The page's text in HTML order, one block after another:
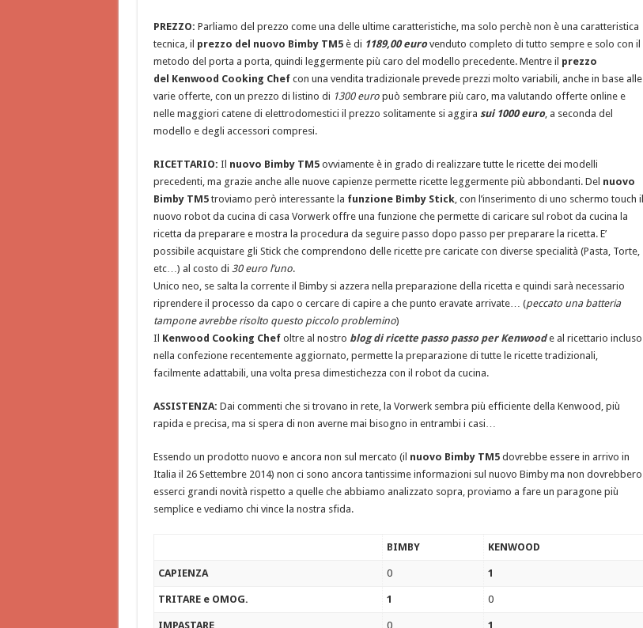
PREZZO: Parliamo del prezzo come una delle ultime caratteristiche, ma solo perchè non è una caratteristica
tecnica, il prezzo del nuovo Bimby TM5è di 1189,00 eurovenduto completo di tutto sempre e solo con il
metodo del porta a porta, quindi leggermente più caro del modello precedente. Mentre il prezzo
del Kenwood Cooking Chefcon una vendita tradizionale prevede prezzi molto variabili, anche in base alle
varie offerte, con un prezzo di listino di 1300 europuò sembrare più caro, ma valutando offerte online e
nelle maggiori catene di elettrodomestici il prezzo solitamente si aggira sui 1000 euro, a seconda del
modello e degli accessori compresi.
RICETTARIO: Il nuovo Bimby TM5ovviamente è in grado di realizzare tutte le ricette dei modelli
precedenti, ma grazie anche alle nuove capienze permette ricette leggermente più abbondanti. Del nuovo
Bimby TM5troviamo però interessante la funzione Bimby Stick, con l’inserimento di uno schermo touch il
nuovo robot da cucina di casa Vorwerk offre una funzione che permette di caricare sul robot da cucina la
ricetta da preparare e mostra la procedura da seguire passo dopo passo per preparare la ricetta. E’
possibile acquistare gli Stick che comprendono delle ricette pre caricate con diverse specialità (Pasta, Torte,
etc…) al costo di 30 euro l’uno.
Unico neo, se salta la corrente il Bimby si azzera nella preparazione della ricetta e quindi sarà necessario
riprendere il processo da capo o cercare di capire a che punto eravate arrivate… (peccato una batteria
tampone avrebbe risolto questo piccolo problemino)
Il Kenwood Cooking Chefoltre al nostro blog di ricette passo passo per Kenwoode al ricettario incluso
nella confezione recentemente aggiornato, permette la preparazione di tutte le ricette tradizionali,
facilmente adattabili, una volta presa dimestichezza con il robot da cucina.
ASSISTENZA: Dai commenti che si trovano in rete, la Vorwerk sembra più efficiente della Kenwood, più
rapida e precisa, ma si spera di non averne mai bisogno in entrambi i casi…
Essendo un prodotto nuovo e ancora non sul mercato (il nuovo Bimby TM5 dovrebbe essere in arrivo in
Italia il 26 Settembre 2014) non ci sono ancora tantissime informazioni sul nuovo Bimby ma non dovrebbero
esserci grandi novità rispetto a quelle che abbiamo analizzato sopra, proviamo a fare un paragone più
semplice e vediamo chi vince la nostra sfida.
BIMBY KENWOOD
CAPIENZA 0 1
TRITARE e OMOG. 1 0
IMPASTARE 0 1